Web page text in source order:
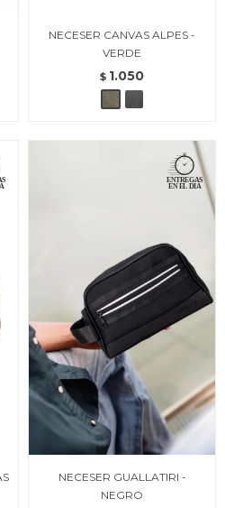
NECESER CANVAS ALPES -
VERDE
$ 1.050
NECESER GUALLATIRI -
NEGRO